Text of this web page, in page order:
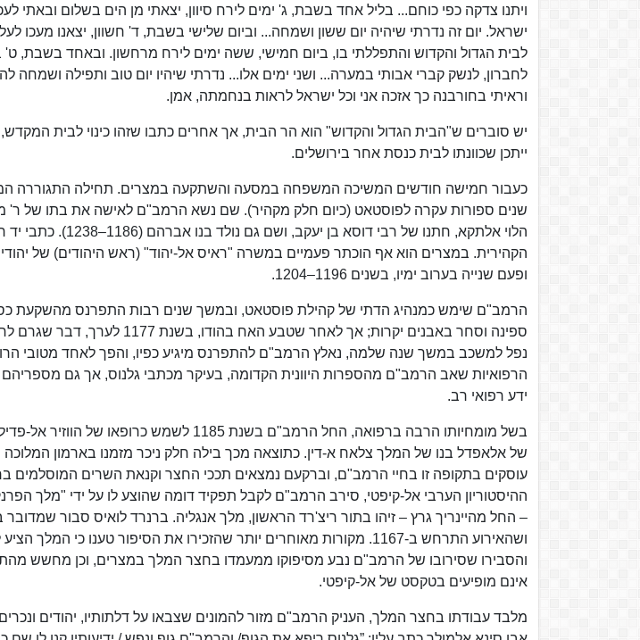
ויתנו צדקה כפי כוחם... בליל אחד בשבת, ג' ימים לירח סיוון, יצאתי מן הים בשלום ובאתי
ישראל. יום זה נדרתי שיהיה יום ששון ושמחה... וביום שלישי בשבת, ד' חשוון, יצאנו מעכו
לבית הגדול והקדוש והתפללתי בו, ביום חמישי, ששה ימים לירח מרחשון. ובאחד בשבת, ט'
לחברון, לנשק קברי אבותי במערה... ושני ימים אלו... נדרתי שיהיו יום טוב ותפילה ושמחה
וראיתי בחורבנה כך אזכה אני וכל ישראל לראות בנחמתה, אמן.
יש סוברים ש"הבית הגדול והקדוש" הוא הר הבית, אך אחרים כתבו שזהו כינוי לבית
ייתכן שכוונתו לבית כנסת אחר בירושלים.
כעבור חמישה חודשים המשיכה המשפחה במסעה והשתקעה במצרים. תחילה התגוררה
שנים ספורות עקרה לפוסטאט (כיום חלק מקהיר). שם נשא הרמב"ם לאישה את בתו של ר'
הלוי אלתקא, חתנו של רבי
הקהירית. במצרים הוא אף הוכתר פעמיים במשרה "ראיס אל-יהוד" (ראש היהודים) של
ופעם שנייה בערוב ימיו, בשנים 1196–1204.
הרמב"ם שימש כמנהיג הדתי של קהילת פוסטאט, ובמשך שנים רבות התפרנס מהשקעת
ספינה וסחר באבנים יקרות; אך לאחר שטבע
נפל למשכב במשך שנה שלמה, נאלץ הרמב"ם להתפרנס מיגיע כפיו, והפך לאחד מטובי
הרפואיות שאב הרמב"ם מהספרות היוונית הקדומה, בעיקר מכתבי גלנוס, אך גם
ידע רפואי רב.
בשל מומחיותו הרבה ברפואה, החל הרמב"ם בשנת 1185
של אלאפדל בנו של המלך צלאח א-דין. כתוצאה מכך בילה חלק ניכר מזמנו בארמון המלוכה
עוסקים בתקופה זו בחיי הרמב"ם, וברקעם נמצאים תככי החצר וקנאת השרים המוסלמים
ההיסטוריון הערבי אל-קיפטי, סירב הרמב"ם לקבל תפקיד דומה שהוצע לו על ידי "מלך
– החל מהיינריך גרץ – זיהו בתור ריצ'רד הראשון, מלך אנגליה. ברנרד לואיס סבור
ושהאירוע התרחש ב-1167. מקורות מאוחרים יותר שהזכירו את הסיפור טענו כי
והסבירו שסירובו של הרמב"ם נבע מסיפוקו ממעמדו בחצר המלך במצרים, וכן מחשש
אינם מופיעים בטקסט של אל-קיפטי.
מלבד עבודתו בחצר המלך, העניק הרמב"ם מזור להמונים שצבאו על דלתותיו, יהודים